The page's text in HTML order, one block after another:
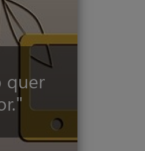
quer